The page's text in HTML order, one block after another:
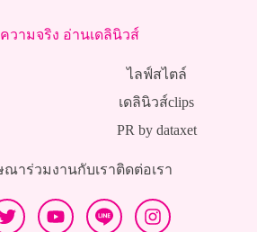
วามจริง อ่านเดลินิวส์
ไลฟ์สไตล์
เดลินิวส์clips
PR by dataxet
ณาร่วมงานกับเราติดต่อเรา